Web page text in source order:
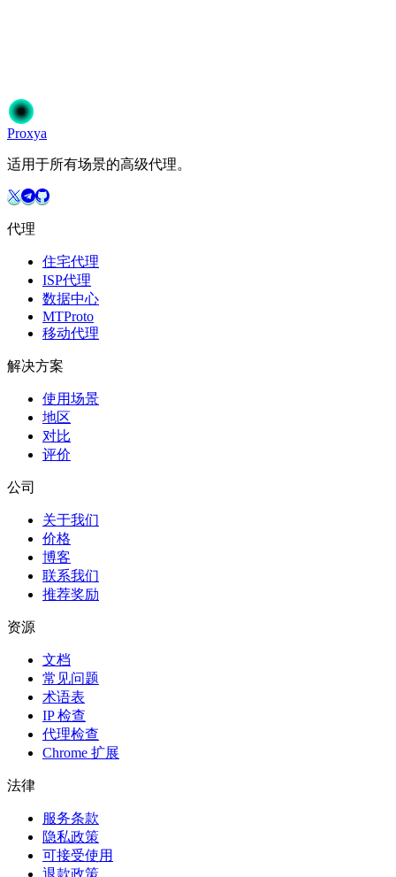
开始使用
Proxya
适用于所有场景的高级代理。
代理
住宅代理
ISP代理
数据中心
MTProto
移动代理
解决方案
使用场景
地区
对比
评价
公司
关于我们
价格
博客
联系我们
推荐奖励
资源
文档
常见问题
术语表
IP 检查
代理检查
Chrome 扩展
法律
服务条款
隐私政策
可接受使用
退款政策